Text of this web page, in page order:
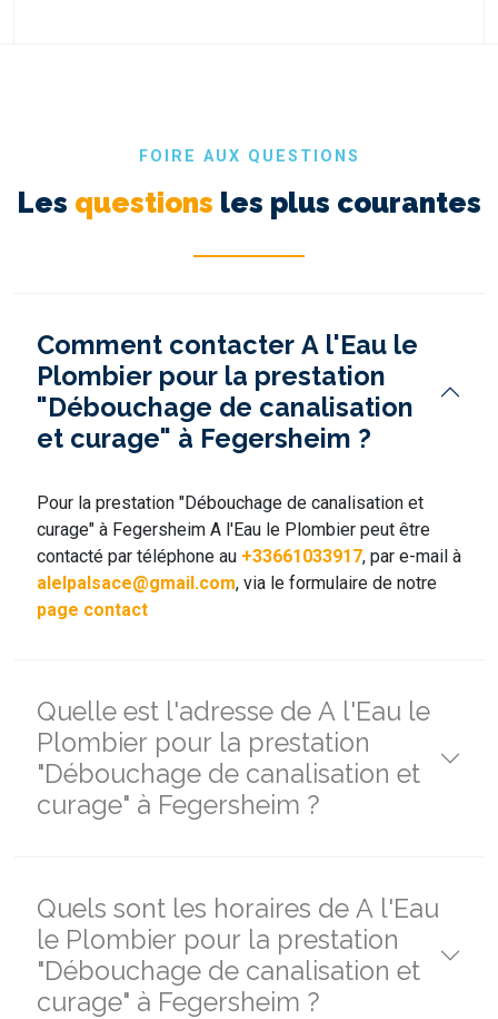
FOIRE AUX QUESTIONS
Les questions les plus courantes
Comment contacter A l'Eau le
Plombier pour la prestation
"Débouchage de canalisation
et curage" à Fegersheim ?
Pour la prestation "Débouchage de canalisation et
curage" à Fegersheim A l'Eau le Plombier peut être
contacté par téléphone au +33661033917, par e-mail à
alelpalsace@gmail.com, via le formulaire de notre
page contact
Quelle est l'adresse de A l'Eau le
Plombier pour la prestation
"Débouchage de canalisation et
curage" à Fegersheim ?
Quels sont les horaires de A l'Eau
le Plombier pour la prestation
"Débouchage de canalisation et
curage" à Fegersheim ?